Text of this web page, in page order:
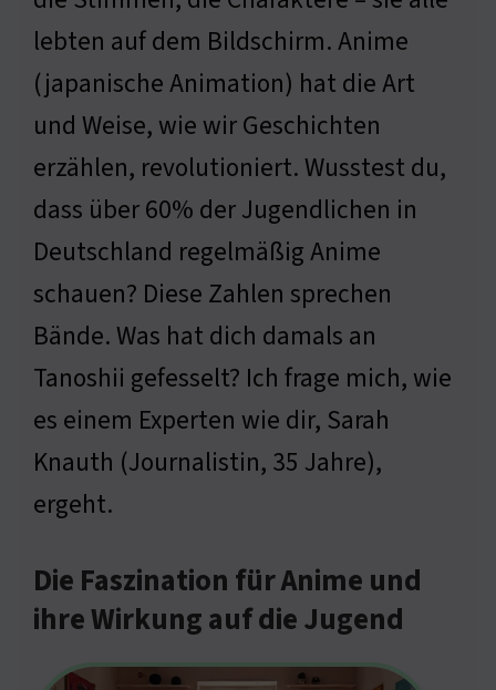
lebten auf dem Bildschirm. Anime
(japanische Animation) hat die Art
und Weise, wie wir Geschichten
erzählen, revolutioniert. Wusstest du,
dass über 60% der Jugendlichen in
Deutschland regelmäßig Anime
schauen? Diese Zahlen sprechen
Bände. Was hat dich damals an
Tanoshii gefesselt? Ich frage mich, wie
es einem Experten wie dir, Sarah
Knauth (Journalistin, 35 Jahre),
ergeht.
Die Faszination für Anime und
ihre Wirkung auf die Jugend